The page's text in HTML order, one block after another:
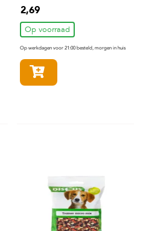
Hondensnack 200gr
2,69
Op voorraad
Op werkdagen voor 21:00 besteld, morgen in huis